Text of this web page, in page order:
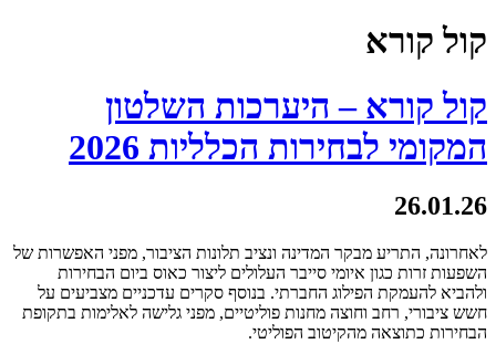
קול קורא
קול קורא – היערכות השלטון
המקומי לבחירות הכלליות 2026
26.01.26
לאחרונה, התריע מבקר המדינה ונציב תלונות הציבור, מפני האפשרות של
השפעות זרות כגון איומי סייבר העלולים ליצור כאוס ביום הבחירות
ולהביא להעמקת הפילוג החברתי. בנוסף סקרים עדכניים מצביעים על
חשש ציבורי, רחב וחוצה מחנות פוליטיים, מפני גלישה לאלימות בתקופת
הבחירות כתוצאה מהקיטוב הפוליטי.